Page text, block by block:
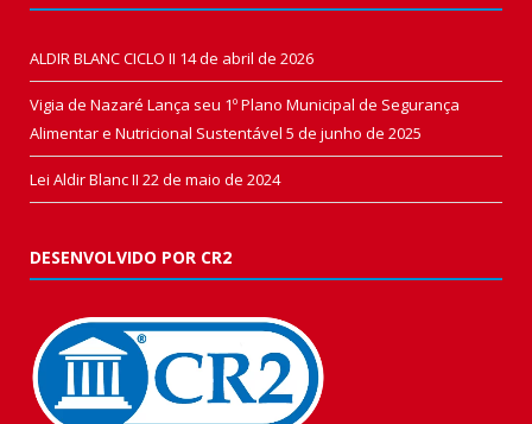
ALDIR BLANC CICLO II 14 de abril de 2026
Vigia de Nazaré Lança seu 1º Plano Municipal de Segurança
Alimentar e Nutricional Sustentável 5 de junho de 2025
Lei Aldir Blanc II 22 de maio de 2024
DESENVOLVIDO POR CR2